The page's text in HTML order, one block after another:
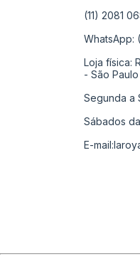
(11) 2081
WhatsApp:
Loja física:
- São
Segunda a
Sábados
E-mail: